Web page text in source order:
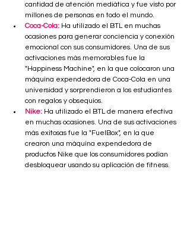
cantidad de atención mediática y fue visto por
millones de personas en todo el mundo.
Coca-Cola: Ha utilizado el BTL en muchas
ocasiones para generar conciencia y conexión
emocional con sus consumidores. Una de sus
activaciones más memorables fue la
"Happiness Machine", en la que colocaron una
máquina expendedora de Coca-Cola en una
universidad y sorprendieron a los estudiantes
con regalos y obsequios.
Nike: Ha utilizado el BTL de manera efectiva
en muchas ocasiones. Una de sus activaciones
más exitosas fue la "FuelBox", en la que
crearon una máquina expendedora de
productos Nike que los consumidores podían
desbloquear usando su aplicación de fitness.